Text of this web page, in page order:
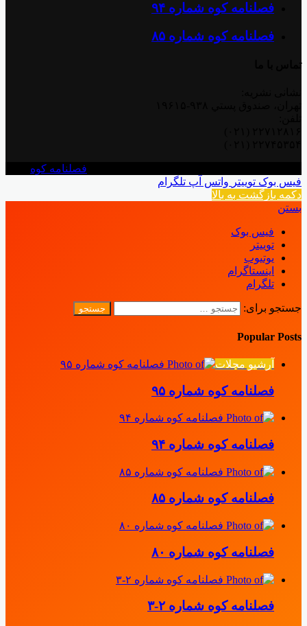
فصلنامه کوه شماره ۹۴
فصلنامه کوه شماره ۸۵
فصلنامه کوه
فیس بوک توییتر واتس آپ تلگرام
دکمه بازگشت به بالا
بستن
فیس بوک
توییتر
یوتیوب
اینستاگرام
تلگرام
جستجو برای:
Popular Posts
آرشیو مجلات
فصلنامه کوه شماره ۹۵
فصلنامه کوه شماره ۹۴
فصلنامه کوه شماره ۸۵
فصلنامه کوه شماره ۸۰
فصلنامه کوه شماره ۲-۳